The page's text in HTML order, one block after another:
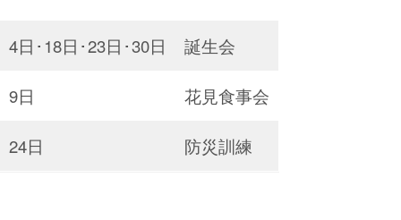
4日･18日･23日･30日 誕生会
9日 花見食事会
24日 防災訓練